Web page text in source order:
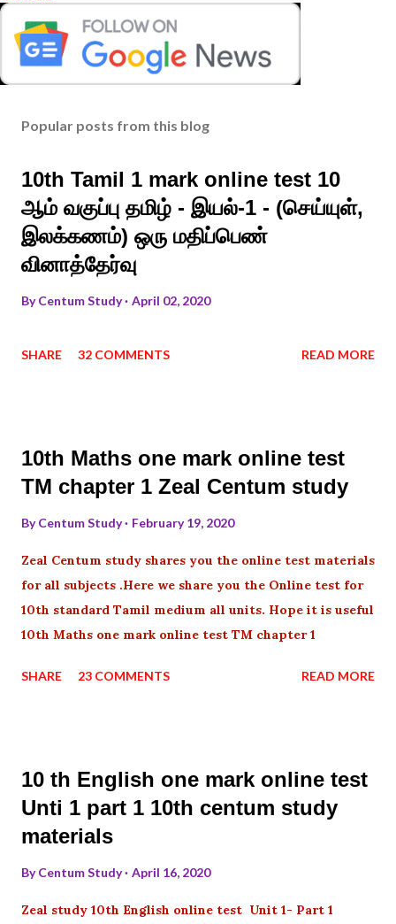
Popular posts from this blog
10th Tamil 1 mark online test 10
ஆம் வகுப்பு தமிழ் - இயல்-1 - (செய்யுள்,
இலக்கணம்) ஒரு மதிப்பெண்
வினாத்தேர்வு
ByCentum Study April 02, 2020
SHARE 32 COMMENTS READ MORE
10th Maths one mark online test
TM chapter 1 Zeal Centum study
ByCentum Study February 19, 2020
Zeal Centum study shares you the online test materials
for all subjects .Here we share you the Online test for
10th standard Tamil medium all units. Hope it is useful
10th Maths one mark online test TM chapter 1
SHARE 23 COMMENTS READ MORE
10 th English one mark online test
Unti 1 part 1 10th centum study
materials
ByCentum Study April 16, 2020
Zeal study 10th English online test Unit 1- Part 1